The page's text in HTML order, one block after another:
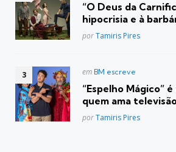
“O Deus da
hipocrisia e à
Posted
porTamiris Pires
Postado
em BM escreve
“Espelho Mágico”
quem ama
Posted
porTamiris Pires